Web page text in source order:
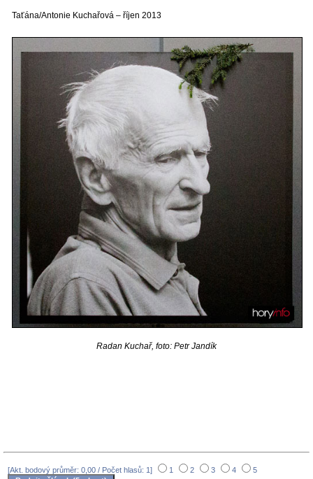
Taťána/Antonie Kuchařová – říjen 2013
Radan Kuchař, foto: Petr Jandík
[Akt. bodový průměr: 0,00 / Počet hlasů: 1] 1 2 3 4 5